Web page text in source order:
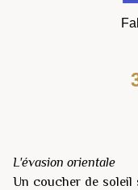
L'évasion orientale
Un coucher de soleil